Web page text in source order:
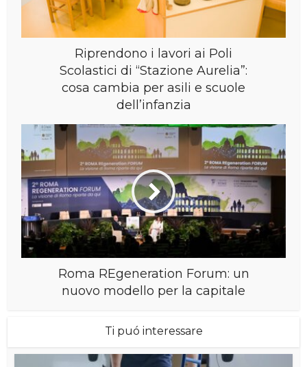
Riprendono i lavori ai Poli
Scolastici di “Stazione Aurelia”:
cosa cambia per asili e scuole
dell’infanzia
Roma REgeneration Forum: un
nuovo modello per la capitale
Ti puó interessare